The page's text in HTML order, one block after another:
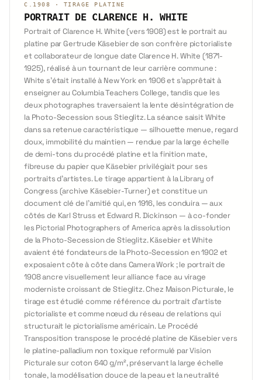
C.1908 · TIRAGE PLATINE
PORTRAIT DE CLARENCE H. WHITE
Portrait of Clarence H. White (vers 1908) est le portrait au
platine par Gertrude Käsebier de son confrère pictorialiste
et collaborateur de longue date Clarence H. White (1871-
1925), réalisé à un tournant de leur carrière commune :
White s'était installé à New York en 1906 et s'apprêtait à
enseigner au Columbia Teachers College, tandis que les
deux photographes traversaient la lente désintégration de
la Photo-Secession sous Stieglitz. La séance saisit White
dans sa retenue caractéristique — silhouette menue, regard
doux, immobilité du maintien — rendue par la large échelle
de demi-tons du procédé platine et la finition mate,
fibreuse du papier que Käsebier privilégiait pour ses
portraits d'artistes. Le tirage appartient à la Library of
Congress (archive Käsebier-Turner) et constitue un
document clé de l'amitié qui, en 1916, les conduira — aux
côtés de Karl Struss et Edward R. Dickinson — à co-fonder
les Pictorial Photographers of America après la dissolution
de la Photo-Secession de Stieglitz. Käsebier et White
avaient été fondateurs de la Photo-Secession en 1902 et
exposaient côte à côte dans Camera Work ; le portrait de
1908 ancre visuellement leur alliance face au virage
moderniste croissant de Stieglitz. Chez Maison Picturale, le
tirage est étudié comme référence du portrait d'artiste
pictorialiste et comme nœud du réseau de relations qui
structurait le pictorialisme américain. Le Procédé
Transposition transpose le procédé platine de Käsebier vers
le platine-palladium non toxique reformulé par Vision
Picturale sur coton 640 g/m², préservant la large échelle
tonale, la modélisation douce de la peau et la neutralité